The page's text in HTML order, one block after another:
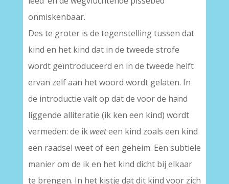
onmiskenbaar.
Des te groter is de tegenstelling tussen dat
kind en het kind dat in de tweede strofe
wordt geïntroduceerd en in de tweede helft
ervan zelf aan het woord wordt gelaten. In
de introductie valt op dat de voor de hand
liggende alliteratie (ik ken een kind) wordt
vermeden: de ik weeteen kind zoals een kind
een raadsel weet of een geheim. Een subtiele
manier om de ik en het kind dicht bij elkaar
te brengen. In het kistje dat dit kind voor zich